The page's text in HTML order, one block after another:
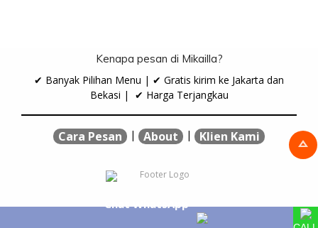
Kenapa pesan di Mikailla?
✔ Banyak Pilihan Menu | ✔ Gratis kirim ke Jakarta dan
Bekasi | ✔ Harga Terjangkau
Cara Pesan | About | Klien Kami
Chat WhatsApp